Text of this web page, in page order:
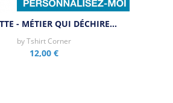
- MÉTIER QUI DÉCHIRE…
byTshirt Corner
12,00 €